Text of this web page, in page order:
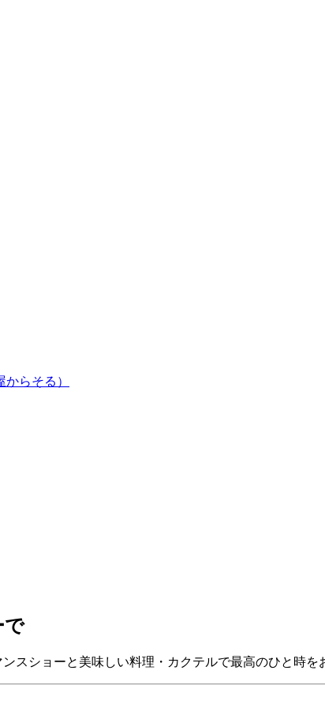
らそる）
で
スショーと美味しい料理・カクテルで最高のひと時を